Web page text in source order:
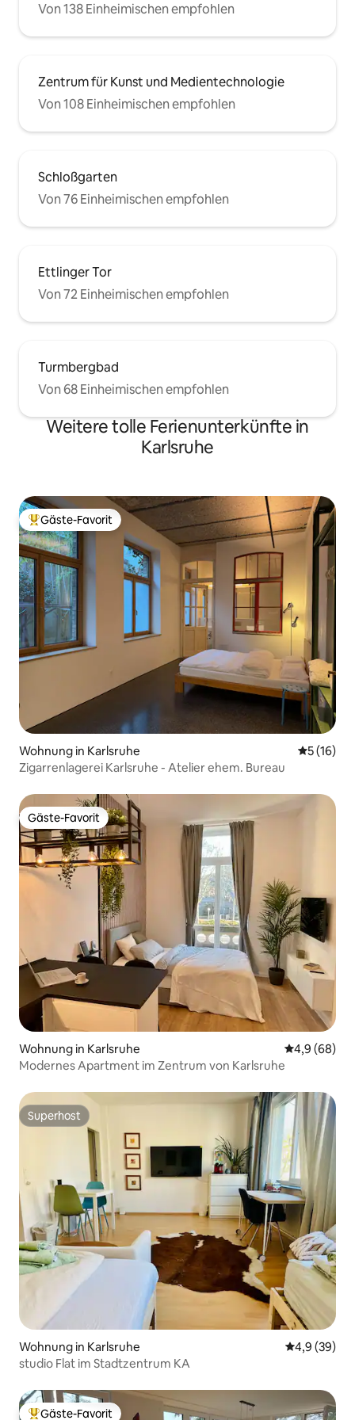
Von 138 Einheimischen empfohlen
Zentrum für Kunst und Medientechnologie
Von 108 Einheimischen empfohlen
Schloßgarten
Von 76 Einheimischen empfohlen
Ettlinger Tor
Von 72 Einheimischen empfohlen
Turmbergbad
Von 68 Einheimischen empfohlen
Weitere tolle Ferienunterkünfte in
Karlsruhe
Beliebter Gäste-Favorit.
Gäste-Favorit
Wohnung in Karlsruhe
5 (16)
Zigarrenlagerei Karlsruhe - Atelier ehem. Bureau
Gäste-Favorit
Gäste-Favorit
Wohnung in Karlsruhe
4,9 (68)
Modernes Apartment im Zentrum von Karlsruhe
Superhost
Superhost
Wohnung in Karlsruhe
4,9 (39)
studio Flat im Stadtzentrum KA
Gäste-Favorit